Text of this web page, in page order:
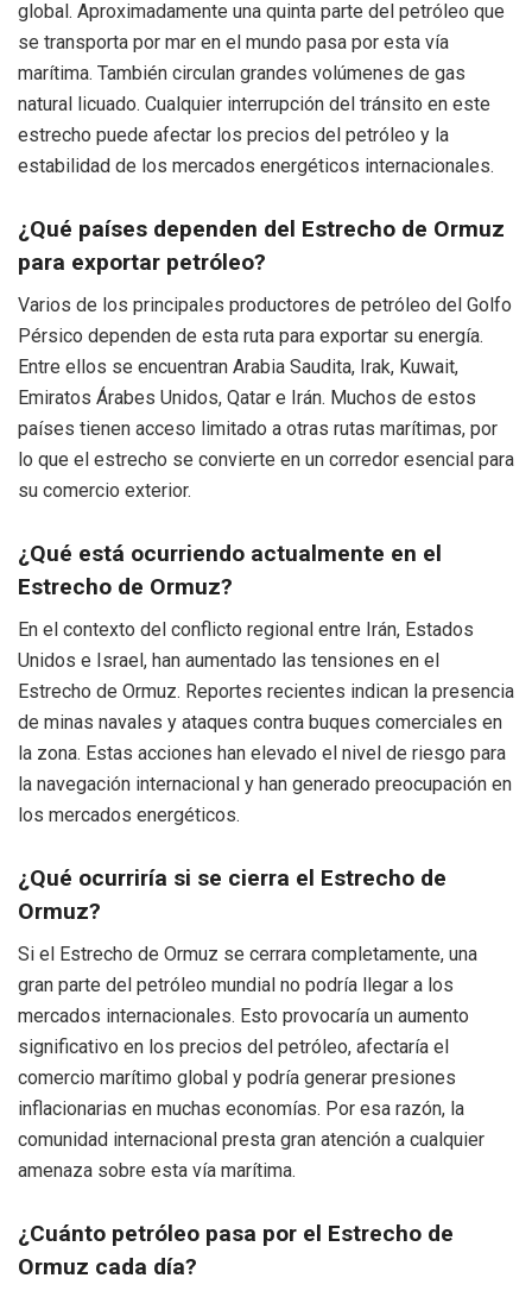
global. Aproximadamente una quinta parte del petróleo que
se transporta por mar en el mundo pasa por esta vía
marítima. También circulan grandes volúmenes de gas
natural licuado. Cualquier interrupción del tránsito en este
estrecho puede afectar los precios del petróleo y la
estabilidad de los mercados energéticos internacionales.
¿Qué países dependen del Estrecho de Ormuz
para exportar petróleo?
Varios de los principales productores de petróleo del Golfo
Pérsico dependen de esta ruta para exportar su energía.
Entre ellos se encuentran Arabia Saudita, Irak, Kuwait,
Emiratos Árabes Unidos, Qatar e Irán. Muchos de estos
países tienen acceso limitado a otras rutas marítimas, por
lo que el estrecho se convierte en un corredor esencial para
su comercio exterior.
¿Qué está ocurriendo actualmente en el
Estrecho de Ormuz?
En el contexto del conflicto regional entre Irán, Estados
Unidos e Israel, han aumentado las tensiones en el
Estrecho de Ormuz. Reportes recientes indican la presencia
de minas navales y ataques contra buques comerciales en
la zona. Estas acciones han elevado el nivel de riesgo para
la navegación internacional y han generado preocupación en
los mercados energéticos.
¿Qué ocurriría si se cierra el Estrecho de
Ormuz?
Si el Estrecho de Ormuz se cerrara completamente, una
gran parte del petróleo mundial no podría llegar a los
mercados internacionales. Esto provocaría un aumento
significativo en los precios del petróleo, afectaría el
comercio marítimo global y podría generar presiones
inflacionarias en muchas economías. Por esa razón, la
comunidad internacional presta gran atención a cualquier
amenaza sobre esta vía marítima.
¿Cuánto petróleo pasa por el Estrecho de
Ormuz cada día?